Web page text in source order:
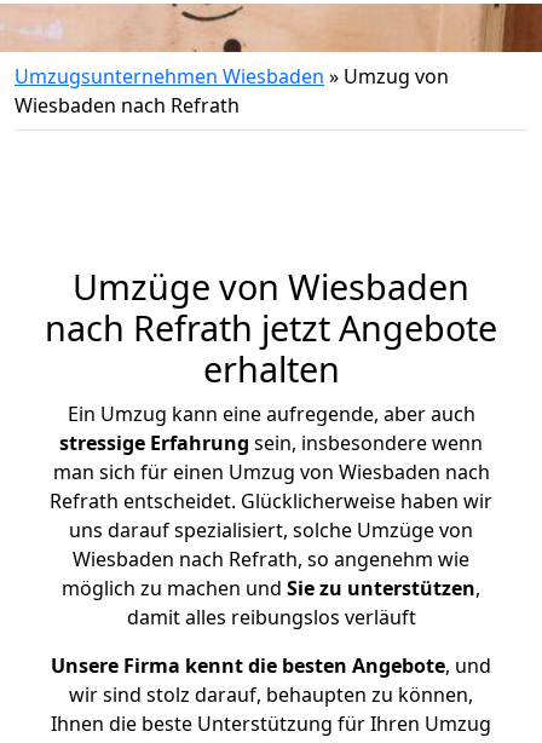
Umzugsunternehmen Wiesbaden » Umzug von
Wiesbaden nach Refrath
Umzüge von Wiesbaden
nach Refrath jetzt Angebote
erhalten
Ein Umzug kann eine aufregende, aber auch
stressige Erfahrung sein, insbesondere wenn
man sich für einen Umzug von Wiesbaden nach
Refrath entscheidet. Glücklicherweise haben wir
uns darauf spezialisiert, solche Umzüge von
Wiesbaden nach Refrath, so angenehm wie
möglich zu machen und Sie zu unterstützen,
damit alles reibungslos verläuft
Unsere Firma kennt die besten Angebote, und
wir sind stolz darauf, behaupten zu können,
Ihnen die beste Unterstützung für Ihren Umzug